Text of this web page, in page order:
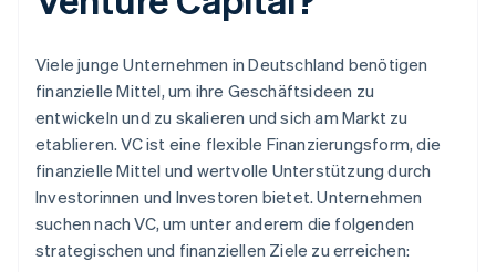
Viele junge Unternehmen in Deutschland benötigen
finanzielle Mittel, um ihre Geschäftsideen zu
entwickeln und zu skalieren und sich am Markt zu
etablieren. VC ist eine flexible Finanzierungsform, die
finanzielle Mittel und wertvolle Unterstützung durch
Investorinnen und Investoren bietet. Unternehmen
suchen nach VC, um unter anderem die folgenden
strategischen und finanziellen Ziele zu erreichen: